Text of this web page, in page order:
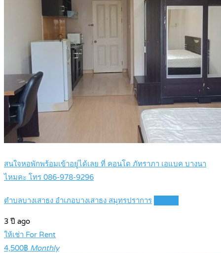
สนใจหอพักพร้อมเข้าอยู่ได้เลย ที่ คอนโด ภัทราภา เอแบค บางนา
ไหมคะ โทร 086-978-9296
ตำบลบางเสาธง อำเภอบางเสาธง สมุทรปราการ
3 ปี ago
ให้เช่า For Rent
4,500฿ Monthly